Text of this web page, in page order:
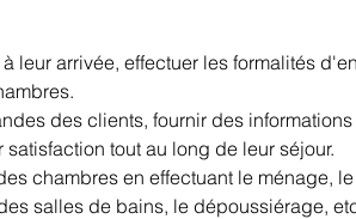
leur arrivée, effectuer les formalités
des clients, fournir des
satisfaction tout au long de leur séjour.
chambres en effectuant le ménage,
salles de bains, le dépoussiérage,